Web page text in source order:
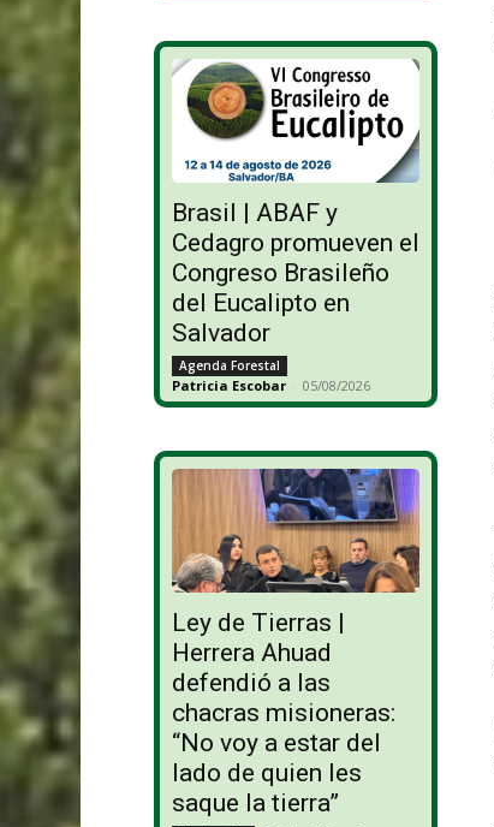
Brasil | ABAF y
Cedagro promueven el
Congreso Brasileño
del Eucalipto en
Salvador
Agenda Forestal
Patricia Escobar - 05/08/2026
Ley de Tierras |
Herrera Ahuad
defendió a las
chacras misioneras:
“No voy a estar del
lado de quien les
saque la tierra”